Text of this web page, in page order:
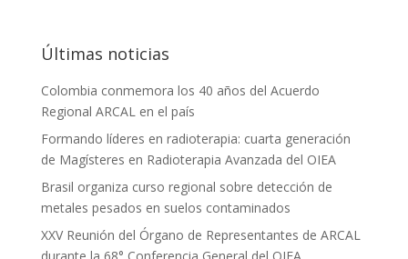
Últimas noticias
Colombia conmemora los 40 años del Acuerdo
Regional ARCAL en el país
Formando líderes en radioterapia: cuarta generación
de Magísteres en Radioterapia Avanzada del OIEA
Brasil organiza curso regional sobre detección de
metales pesados en suelos contaminados
XXV Reunión del Órgano de Representantes de ARCAL